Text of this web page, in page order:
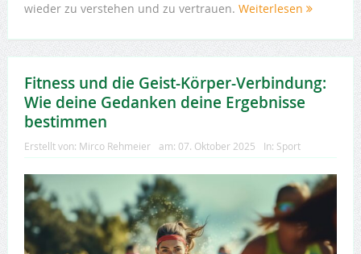
wieder zu verstehen und zu vertrauen. Weiterlesen
Fitness und die Geist-Körper-Verbindung:
Wie deine Gedanken deine Ergebnisse
bestimmen
Erstellt von: Mirco Rehmeier am: 07. Oktober 2025 In: Sport